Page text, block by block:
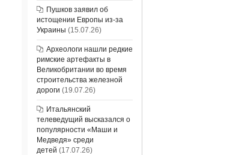
Пушков заявил об
истощении Европы из-за
Украины (15.07.26)
Археологи нашли редкие
римские артефакты в
Великобритании во время
строительства железной
дороги (19.07.26)
Итальянский
телеведущий высказался о
популярности «Маши и
Медведя» среди
детей (17.07.26)